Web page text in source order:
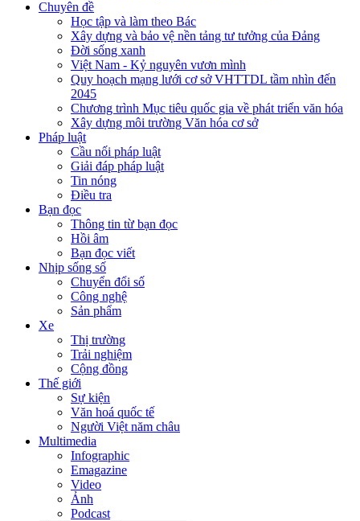
Chuyên đề
Học tập và làm theo Bác
Xây dựng và bảo vệ nền tảng tư tưởng của Đảng
Đời sống xanh
Việt Nam - Kỷ nguyên vươn mình
Quy hoạch mạng lưới cơ sở VHTTDL tầm nhìn đến
2045
Chương trình Mục tiêu quốc gia về phát triển văn hóa
Xây dựng môi trường Văn hóa cơ sở
Pháp luật
Cầu nối pháp luật
Giải đáp pháp luật
Tin nóng
Điều tra
Bạn đọc
Thông tin từ bạn đọc
Hồi âm
Bạn đọc viết
Nhịp sống số
Chuyển đổi số
Công nghệ
Sản phẩm
Xe
Thị trường
Trải nghiệm
Cộng đồng
Thế giới
Sự kiện
Văn hoá quốc tế
Người Việt năm châu
Multimedia
Infographic
Emagazine
Video
Ảnh
Podcast